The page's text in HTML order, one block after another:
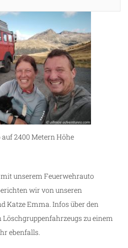
2400 Metern Höhe
unserem Feuerwehrauto
wir von unseren
Katze Emma. Infos über den
zu einem
ebenfalls.